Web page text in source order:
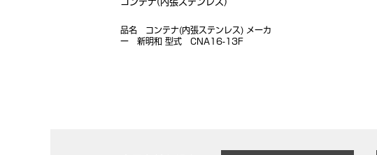
品名 コンテナ(内張ステンレス) メーカ
ー 新明和 型式 CNA16-13F